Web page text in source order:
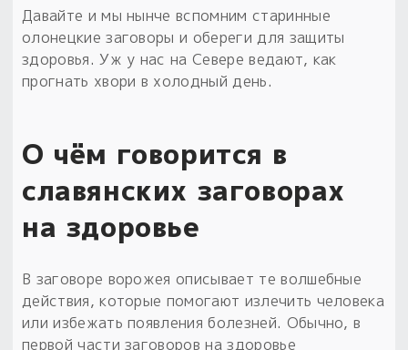
Сундучок
Расходные материалы
С чего начать?
Новые книги
в лавке!
толковники со значениями, раскладами,
толкованиями колод
Узнать
Пыльный сундучок
большое обновление
Давайте и мы нынче вспомним старинные
олонецкие заговоры и обереги для защиты
здоровья. Уж у нас на Севере ведают, как
прогнать хвори в холодный день.
О чём говорится в
славянских заговорах
на здоровье
В заговоре ворожея описывает те волшебные
действия, которые помогают излечить человека
или избежать появления болезней. Обычно, в
первой части заговоров на здоровье